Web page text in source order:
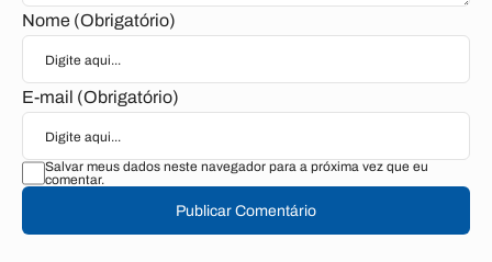
Nome (Obrigatório)
E-mail (Obrigatório)
Salvar meus dados neste navegador para a próxima vez que eu
comentar.
Publicar Comentário